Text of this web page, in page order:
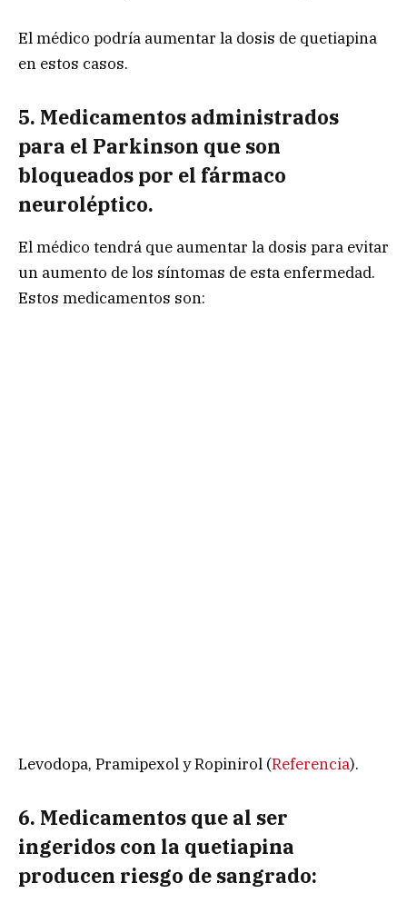
El médico podría aumentar la dosis de quetiapina
en estos casos.
5. Medicamentos administrados
para el Parkinson que son
bloqueados por el fármaco
neuroléptico.
El médico tendrá que aumentar la dosis para evitar
un aumento de los síntomas de esta enfermedad.
Estos medicamentos son:
Levodopa, Pramipexol y Ropinirol (Referencia).
6. Medicamentos que al ser
ingeridos con la quetiapina
producen riesgo de sangrado: